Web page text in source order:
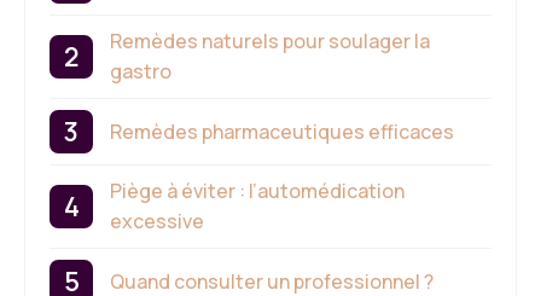
Remèdes naturels pour soulager la
gastro
Remèdes pharmaceutiques efficaces
Piège à éviter : l’automédication
excessive
Quand consulter un professionnel ?